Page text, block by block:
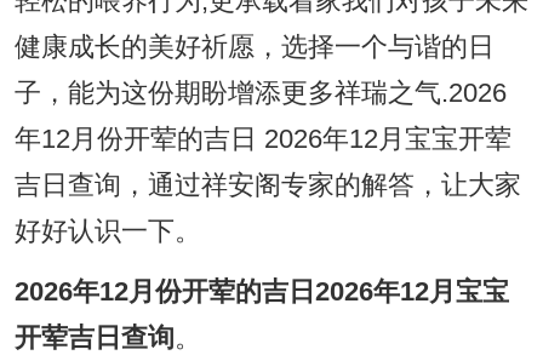
健康成长的美好祈愿，选择一个与谐的日
子，能为这份期盼增添更多祥瑞之气.2026
年12月份开荤的吉日 2026年12月宝宝开荤
吉日查询，通过祥安阁专家的解答，让大家
好好认识一下。
2026年12月份开荤的吉日2026年12月宝宝
开荤吉日查询。